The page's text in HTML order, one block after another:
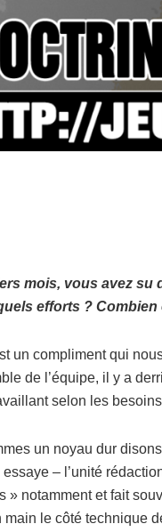
mois, vous avez su
efforts ?
un compliment qui
de l’équipe, il y a
selon les
un noyau dur
– l’unité
» notamment et fait
main le côté technique